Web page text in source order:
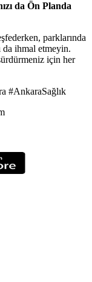
da Ön Planda
parklarında
da ihmal etmeyin.
için her
#AnkaraSağlık